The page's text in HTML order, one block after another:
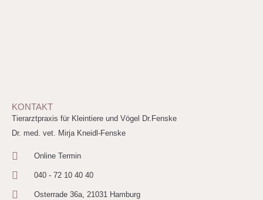
KONTAKT
Tierarztpraxis für Kleintiere und Vögel Dr.Fenske
Dr. med. vet. Mirja Kneidl-Fenske
Online Termin
040 - 72 10 40 40
Osterrade 36a, 21031 Hamburg